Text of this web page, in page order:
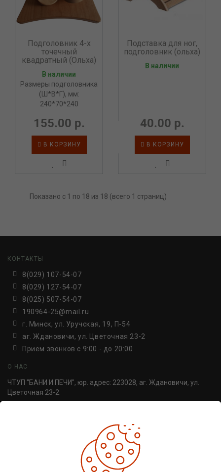
Подголовник 4-х
точечный
квадратный (Ольха)
В наличии
Размеры подголовника
(Ш*В*Г), мм:
240*70*240
155.00 р.
В КОРЗИНУ
Подставка для ног,
подголовник (ольха)
В наличии
40.00 р.
В КОРЗИНУ
Показано с 1 по 18 из 18 (всего 1 страниц)
КОНТАКТЫ
8(029) 107-54-07
8(029) 127-54-07
8(025) 507-54-07
190964-25@mail.ru
г. Минск, ул. Уручская, 19, П-54
аг. Ждановичи, ул. Цветочная 23-2
Прием звонков c 9:00 - до 20:00
О НАС
ЧТУП "БАНИ И ПЕЧИ", юр. адрес: 223028, аг. Ждановичи, ул.
Цветочная 23-2.